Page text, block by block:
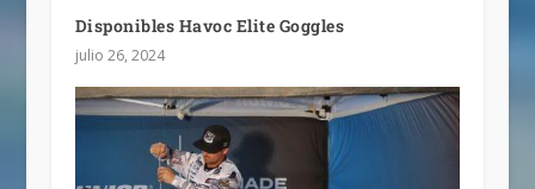
Disponibles Havoc Elite Goggles
julio 26, 2024